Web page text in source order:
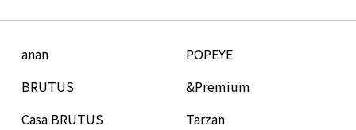
anan
BRUTUS
Casa BRUTUS
POPEYE
&Premium
Tarzan